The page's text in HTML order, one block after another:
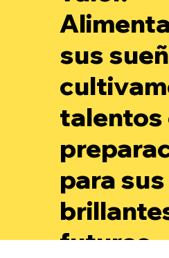
sus
talentos
para sus
futuros.